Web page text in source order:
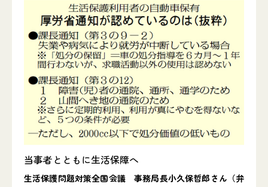
当事者とともに生活保障へ
生活保護問題対策全国会議 事務局長小久保哲郎さん（弁